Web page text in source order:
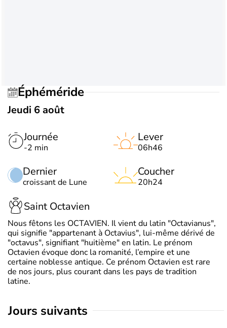
Éphéméride
Jeudi 6 août
Journée
-2 min
Dernier
croissant de Lune
Lever
06h46
Coucher
20h24
Saint Octavien
Nous fêtons les OCTAVIEN. Il vient du latin "Octavianus",
qui signifie "appartenant à Octavius", lui-même dérivé de
"octavus", signifiant "huitième" en latin. Le prénom
Octavien évoque donc la romanité, l’empire et une
certaine noblesse antique. Ce prénom Octavien est rare
de nos jours, plus courant dans les pays de tradition
latine.
jours suivants